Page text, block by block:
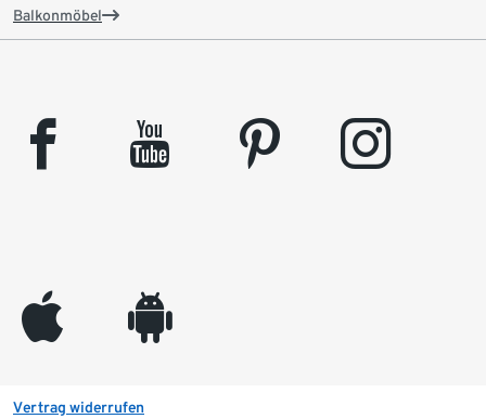
Balkonmöbel
facebook youtube pinterest instagram
appleinc android
Vertrag widerrufen